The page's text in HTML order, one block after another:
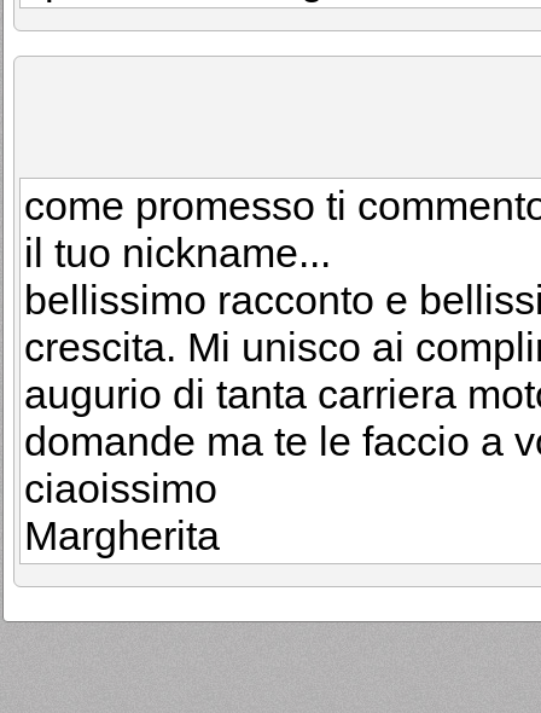
come promesso ti
il tuo nickname...
bellissimo racconto e
crescita. Mi unisco ai
augurio di tanta carriera
domande ma te le faccio a
ciaoissimo
Margherita